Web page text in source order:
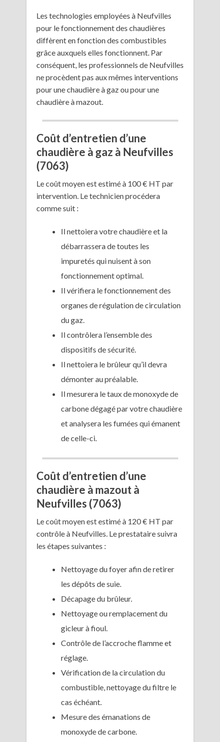
Les technologies employées à Neufvilles
pour le fonctionnement des chaudières
diffèrent en fonction des combustibles
grâce auxquels elles fonctionnent. Par
conséquent, les professionnels de Neufvilles
ne procèdent pas aux mêmes interventions
pour une chaudière à gaz ou pour une
chaudière à mazout.
Coût d’entretien d’une
chaudière à gaz à Neufvilles
(7063)
Le coût moyen est estimé à 100 € HT par
intervention. Le technicien procédera
comme suit :
Il nettoiera votre chaudière et la
débarrassera de toutes les
impuretés qui nuisent à son
fonctionnement optimal.
Il vérifiera le fonctionnement des
organes de régulation de circulation
du gaz.
Il contrôlera l’ensemble des
dispositifs de sécurité.
Il nettoiera le brûleur qu’il devra
démonter au préalable.
Il mesurera le taux de monoxyde de
carbone dégagé par votre chaudière
et analysera les fumées qui émanent
de celle-ci.
Coût d’entretien d’une
chaudière à mazout à
Neufvilles (7063)
Le coût moyen est estimé à 120 € HT par
contrôle à Neufvilles. Le prestataire suivra
les étapes suivantes :
Nettoyage du foyer afin de retirer
les dépôts de suie.
Décapage du brûleur.
Nettoyage ou remplacement du
gicleur à fioul.
Contrôle de l’accroche flamme et
réglage.
Vérification de la circulation du
combustible, nettoyage du filtre le
cas échéant.
Mesure des émanations de
monoxyde de carbone.